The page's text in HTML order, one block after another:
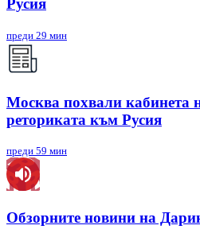
Русия
преди 29 мин
Москва похвали кабинета
реториката към Русия
преди 59 мин
Обзорните новини на